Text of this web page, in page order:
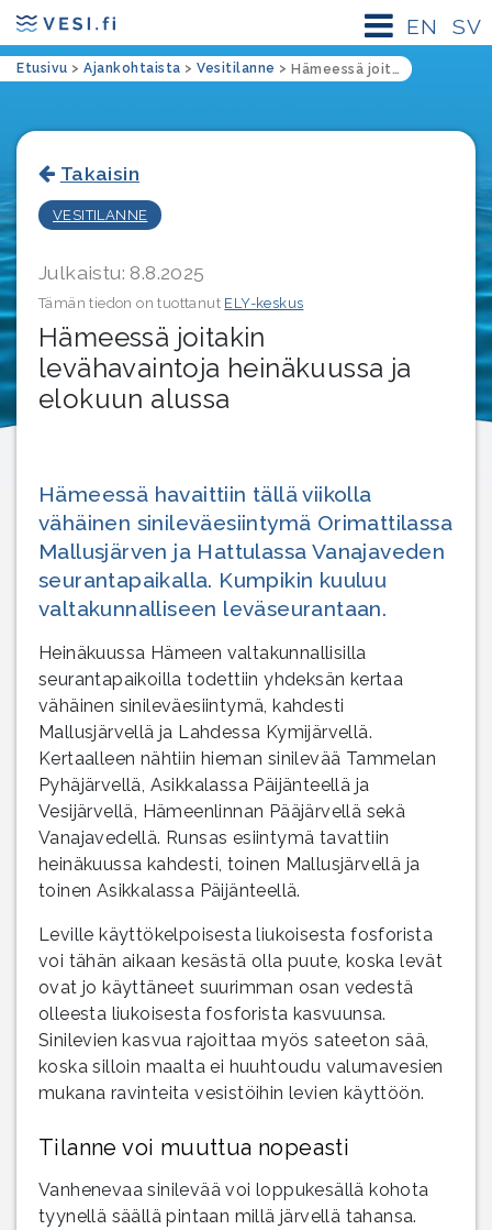
SV
EN
Etusivu > Ajankohtaista > Vesitilanne > Hämeessä joitakin levähavaintoja heinäkuussa ja elokuun alussa
Takaisin
VESITILANNE
Julkaistu: 8.8.2025
Tämän tiedon on tuottanut ELY-keskus
Hämeessä joitakin
levähavaintoja heinäkuussa ja
elokuun alussa
Hämeessä havaittiin tällä viikolla
vähäinen sinileväesiintymä Orimattilassa
Mallusjärven ja Hattulassa Vanajaveden
seurantapaikalla. Kumpikin kuuluu
valtakunnalliseen leväseurantaan.
Heinäkuussa Hämeen valtakunnallisilla
seurantapaikoilla todettiin yhdeksän kertaa
vähäinen sinileväesiintymä, kahdesti
Mallusjärvellä ja Lahdessa Kymijärvellä.
Kertaalleen nähtiin hieman sinilevää Tammelan
Pyhäjärvellä, Asikkalassa Päijänteellä ja
Vesijärvellä, Hämeenlinnan Pääjärvellä sekä
Vanajavedellä. Runsas esiintymä tavattiin
heinäkuussa kahdesti, toinen Mallusjärvellä ja
toinen Asikkalassa Päijänteellä.
Leville käyttökelpoisesta liukoisesta fosforista
voi tähän aikaan kesästä olla puute, koska levät
ovat jo käyttäneet suurimman osan vedestä
olleesta liukoisesta fosforista kasvuunsa.
Sinilevien kasvua rajoittaa myös sateeton sää,
koska silloin maalta ei huuhtoudu valumavesien
mukana ravinteita vesistöihin levien käyttöön.
Tilanne voi muuttua nopeasti
Vanhenevaa sinilevää voi loppukesällä kohota
tyynellä säällä pintaan millä järvellä tahansa.